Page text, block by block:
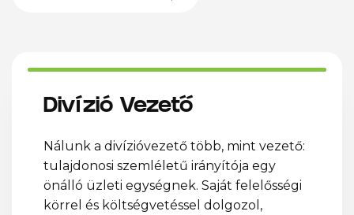
Divízió Vezető
Nálunk a divízióvezető több, mint vezető:
tulajdonosi szemléletű irányítója egy
önálló üzleti egységnek. Saját felelősségi
körrel és költségvetéssel dolgozol,